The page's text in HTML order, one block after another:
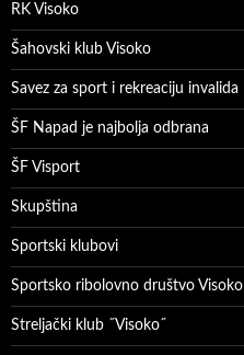
RK Visoko
Šahovski klub Visoko
Savez za sport i rekreaciju invalida
ŠF Napad je najbolja odbrana
ŠF Visport
Skupština
Sportski klubovi
Sportsko ribolovno društvo Visoko
Streljački klub ˝Visoko˝